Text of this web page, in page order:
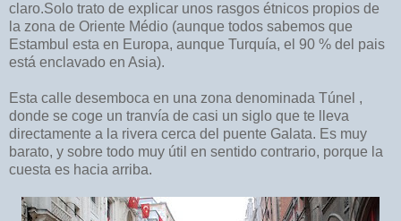
claro.Solo trato de explicar unos rasgos étnicos propios de
la zona de Oriente Médio (aunque todos sabemos que
Estambul esta en Europa, aunque Turquía, el 90 % del pais
está enclavado en Asia).
Esta calle desemboca en una zona denominada Túnel ,
donde se coge un tranvía de casi un siglo que te lleva
directamente a la rivera cerca del puente Galata. Es muy
barato, y sobre todo muy útil en sentido contrario, porque la
cuesta es hacia arriba.